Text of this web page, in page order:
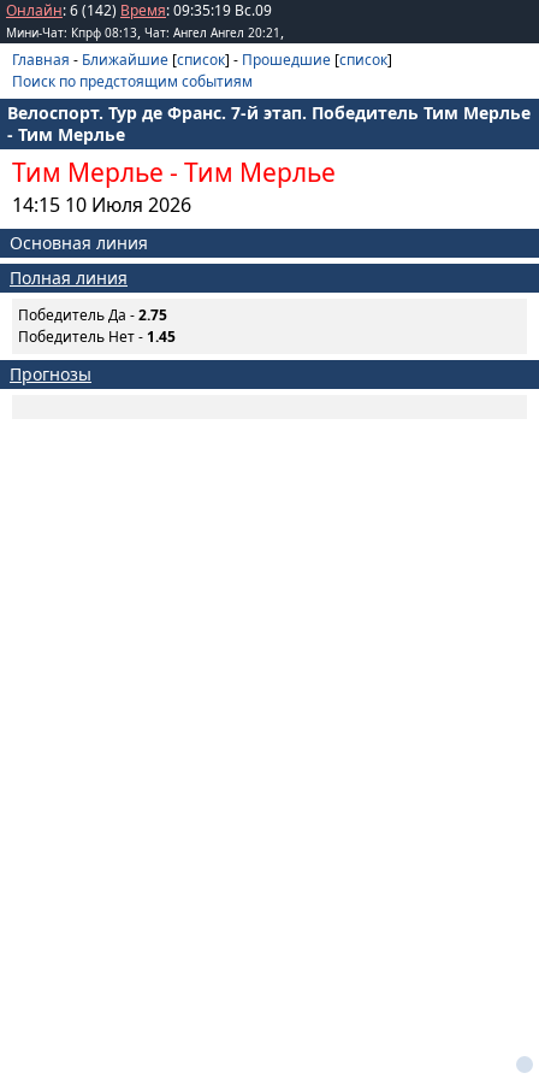
Онлайн: 6 (142) Время:09:35:19 Вс.09
Мини-Чат: Кпрф 08:13, Чат: Ангел Ангел 20:21 ,
Главная - Ближайшие [список] - Прошедшие [список]
Поиск по предстоящим событиям
Велоспорт. Тур де Франс. 7-й этап. Победитель Тим Мерлье
- Тим Мерлье
Тим Мерлье - Тим Мерлье
14:15 10 Июля 2026
Основная линия
Полная линия
Победитель Да -2.75
Победитель Нет - 1.45
Прогнозы